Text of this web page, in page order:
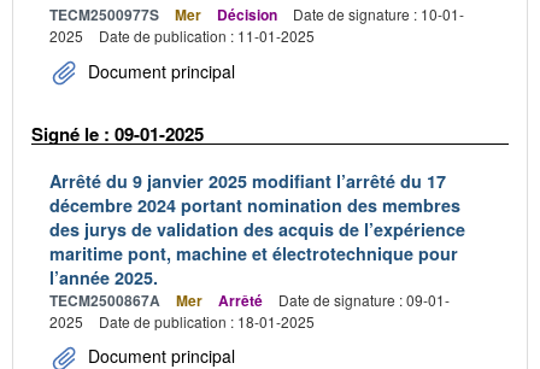
TECM2500977S Mer Décision
Date de signature : 10-01-
2025
Date de publication : 11-01-2025
Document principal
Signé le : 09-01-2025
Arrêté du 9 janvier 2025 modifiant l’arrêté du 17
décembre 2024 portant nomination des membres
des jurys de validation des acquis de l’expérience
maritime pont, machine et électrotechnique pour
l’année 2025.
TECM2500867A Mer Arrêté
Date de signature : 09-01-
2025
Date de publication : 18-01-2025
Document principal